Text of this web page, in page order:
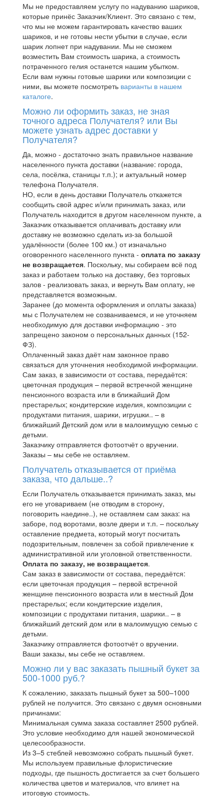
Мы не предоставляем услугу по надуванию шариков,
которые принёс Заказчик/Клиент. Это связано с тем,
что мы не можем гарантировать качество ваших
шариков, и не готовы нести убытки в случае, если
шарик лопнет при надувании. Мы не сможем
возместить Вам стоимость шарика, а стоимость
потраченного гелия останется нашим убытком.
Если вам нужны готовые шарики или композиции с
ними, вы можете посмотреть варианты в нашем
каталоге.
Можно ли оформить заказ, не зная
точного адреса Получателя? или Вы
можете узнать адрес доставки у
Получателя?
Да, можно - достаточно знать правильное название
населенного пункта доставки (название: города,
села, посёлка, станицы т.п.); и актуальный номер
телефона Получателя.
НО, если в день доставки Получатель откажется
сообщить свой адрес и/или принимать заказ, или
Получатель находится в другом населенном пункте, а
Заказчик отказывается оплачивать доставку или
доставку не возможно сделать из-за большой
удалённости (более 100 км.) от изначально
оговоренного населенного пункта - оплата по заказу
не возвращается. Поскольку, мы собираем всё под
заказ и работаем только на доставку, без торговых
залов - реализовать заказ, и вернуть Вам оплату, не
представляется возможным.
Заранее (до момента оформления и оплаты заказа)
мы с Получателем не созваниваемся, и не уточняем
необходимую для доставки информацию - это
запрещено законом о персональных данных (152-
ФЗ).
Оплаченный заказ даёт нам законное право
связаться для уточнения необходимой информации.
Сам заказ, в зависимости от состава, передаётся:
цветочная продукция – первой встречной женщине
пенсионного возраста или в ближайший Дом
престарелых; кондитерские изделия, композиции с
продуктами питания, шарики, игрушки.. – в
ближайший Детский дом или в малоимущую семью с
детьми.
Заказчику отправляется фотоотчёт о вручении.
Заказы – мы себе не оставляем.
Получатель отказывается от приёма
заказа, что дальше..?
Если Получатель отказывается принимать заказ, мы
его не уговариваем (не отводим в сторону,
поговорить наедине..), не оставляем сам заказ: на
заборе, под воротами, возле двери и т.п. – поскольку
оставление предмета, который могут посчитать
подозрительным, повлечен за собой привлечение к
административной или уголовной ответственности.
Оплата по заказу, не возвращается.
Сам заказ в зависимости от состава, передаётся:
если цветочная продукция – первой встречной
женщине пенсионного возраста или в местный Дом
престарелых; если кондитерские изделия,
композиции с продуктами питания, шарики.. – в
ближайший детский дом или в малоимущую семью с
детьми.
Заказчику отправляется фотоотчёт о вручении.
Ваши заказы, мы себе не оставляем.
Можно ли у вас заказать пышный букет за
500-1000 руб.?
К сожалению, заказать пышный букет за 500–1000
рублей не получится. Это связано с двумя основными
причинами:
Минимальная сумма заказа составляет 2500 рублей.
Это условие необходимо для нашей экономической
целесообразности.
Из 3–5 стеблей невозможно собрать пышный букет.
Мы используем правильные флористические
подходы, где пышность достигается за счет большего
количества цветов и материалов, что влияет на
итоговую стоимость.